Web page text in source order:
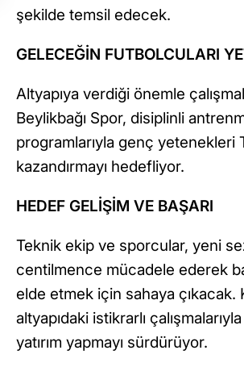
şekilde temsil edecek.
GELECEĞİN FUTBOLCULARI
Altyapıya verdiği önemle
Beylikbağı Spor, disiplinli
programlarıyla genç yetenekleri
kazandırmayı hedefliyor.
HEDEF GELİŞİM VE BAŞARI
Teknik ekip ve sporcular, yeni
centilmence mücadele ederek
elde etmek için sahaya çıkacak.
altyapıdaki istikrarlı
yatırım yapmayı sürdürüyor.